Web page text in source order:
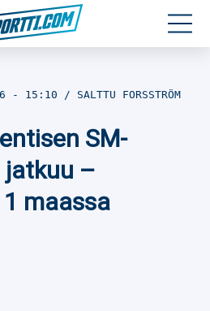
- 15:10 SALTTU FORSSTRÖM
SM-
jatkuu –
maassa